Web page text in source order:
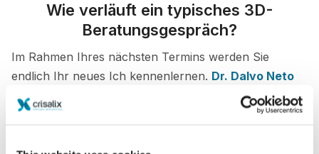
Wie verläuft ein typisches 3D-
Beratungsgespräch?
Im Rahmen Ihres nächsten Termins werden Sie
endlich Ihr neues Ich kennenlernen. Dr. Dalvo Neto
steht Ihnen selbstverständlich bei allen Bedenken
beratend zur Seite.